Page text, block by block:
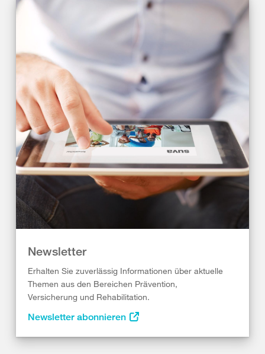
Newsletter
Erhalten Sie zuverlässig Informationen über aktuelle
Themen aus den Bereichen Prävention,
Versicherung und Rehabilitation.
Newsletter abonnieren